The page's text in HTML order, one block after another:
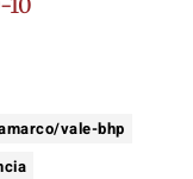
vale-bhp